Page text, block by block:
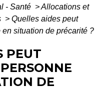
- Santé >Allocations et
> Quelles aides peut
situation de précarité ?
PEUT
DE